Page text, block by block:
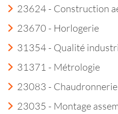
23624 - Construction
23670 - Horlogerie
31354 - Qualité
31371 - Métrologie
23083 - Chaudronnerie
23035 - Montage